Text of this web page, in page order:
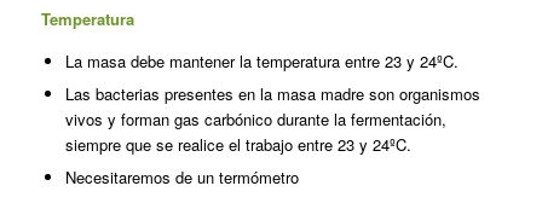
Temperatura
La masa debe mantener la temperatura entre 23 y 24ºC.
Las bacterias presentes en la masa madre son organismos
vivos y forman gas carbónico durante la fermentación,
siempre que se realice el trabajo entre 23 y 24ºC.
Necesitaremos de un termómetro